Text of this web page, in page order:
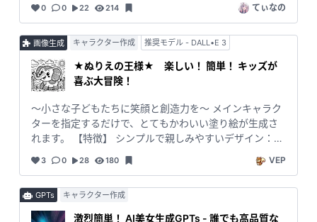
面白い感じになります。#簡単 #GPTs #SNS #アイコ
0 0 22 214 てぃなの
画像生成 キャラクター作成 推奨モデル - DALL•E 3
★ぬりえの王様★ 楽しい！ 簡単！ キッズが
喜ぶ大冒険！
～小さな子どもたちに笑顔と創造力を～ メインキャラク
ターを指定するだけで、とてもかわいい塗り絵が生成さ
れます。 【特徴】 シンプルで親しみやすいデザイン：太
ちでも安心して楽しめます。初めてのぬりえでも大丈
が大好きな絵が盛りだくさん！ 毎回新しいぬりえにワ
クワクします。 【おすすめポイント】 創造力を育む：色
3 0 28 180 VEP
GPTs キャラクター作成
激烈簡単！ AI美女生成GPTs - 誰でも高品質な